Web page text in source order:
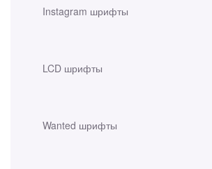
Instagram шрифты
LCD шрифты
Wanted шрифты